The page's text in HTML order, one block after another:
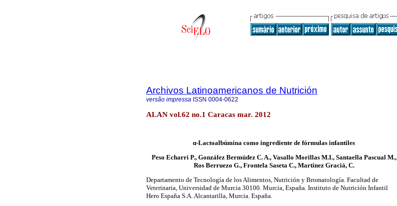
Archivos Latinoamericanos de Nutrición
versão impressa ISSN 0004-0622
ALAN vol.62 no.1 Caracas mar. 2012
α-Lactoalbúmina como ingrediente de fórmulas infantiles
Peso Echarri P., González Bermúdez C. A., Vasallo Morillas M.I., Santaella Pascual M.,
Ros Berruezo G., Frontela Saseta C., Martínez Graciá, C.
Departamento de Tecnología de los Alimentos, Nutrición y Bromatología. Facultad de
Veterinaria, Universidad de Murcia 30100. Murcia, España. Instituto de Nutrición Infantil
Hero España S.A. Alcantarilla, Murcia. España.